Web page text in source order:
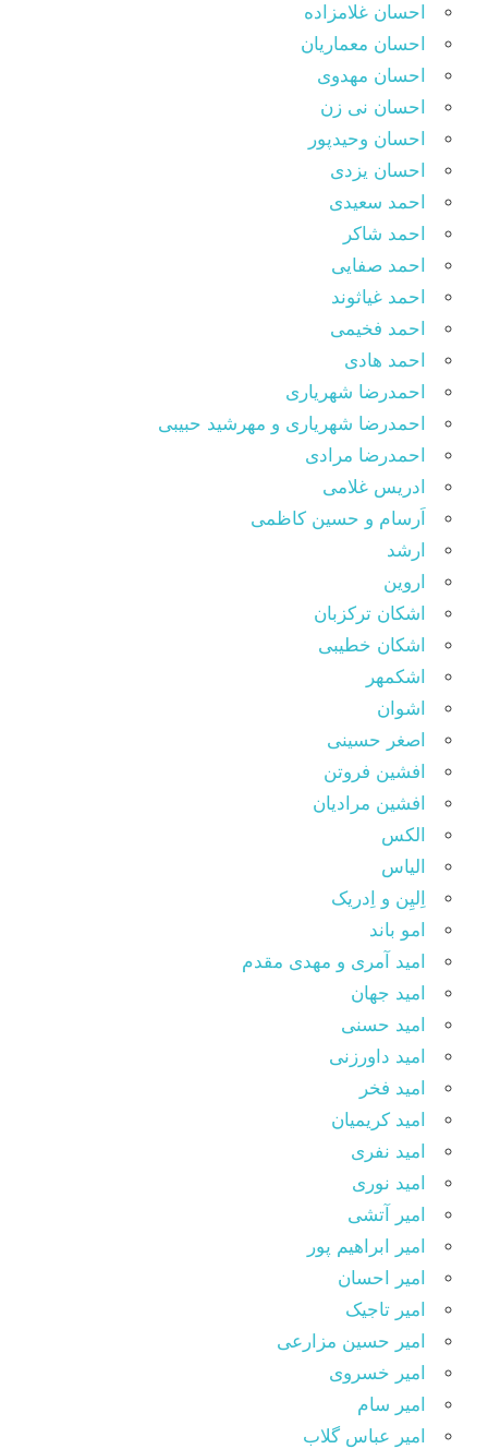
احسان غلامزاده
احسان معماریان
احسان مهدوی
احسان نی زن
احسان وحیدپور
احسان یزدی
احمد سعیدی
احمد شاکر
احمد صفایی
احمد غیاثوند
احمد فخیمی
احمد هادی
احمدرضا شهریاری
احمدرضا شهریاری و مهرشید حبیبی
احمدرضا مرادی
ادریس غلامی
اَرسام و حسین کاظمی
ارشد
اروین
اشکان ترکزبان
اشکان خطیبی
اشکمهر
اشوان
اصغر حسینی
افشین فروتن
افشین مرادیان
الکس
الیاس
اِلیِن و اِدریک
امو باند
امید آمری و مهدی مقدم
امید جهان
امید حسنی
امید داورزنی
امید فخر
امید کریمیان
امید نفری
امید نوری
امیر آتشی
امیر ابراهیم پور
امیر احسان
امیر تاجیک
امیر حسین مزارعی
امیر خسروی
امیر سام
امیر عباس گلاب